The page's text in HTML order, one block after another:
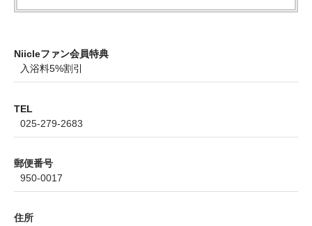
Niicleファン会員特典
入浴料5%割引
TEL
025-279-2683
郵便番号
950-0017
住所